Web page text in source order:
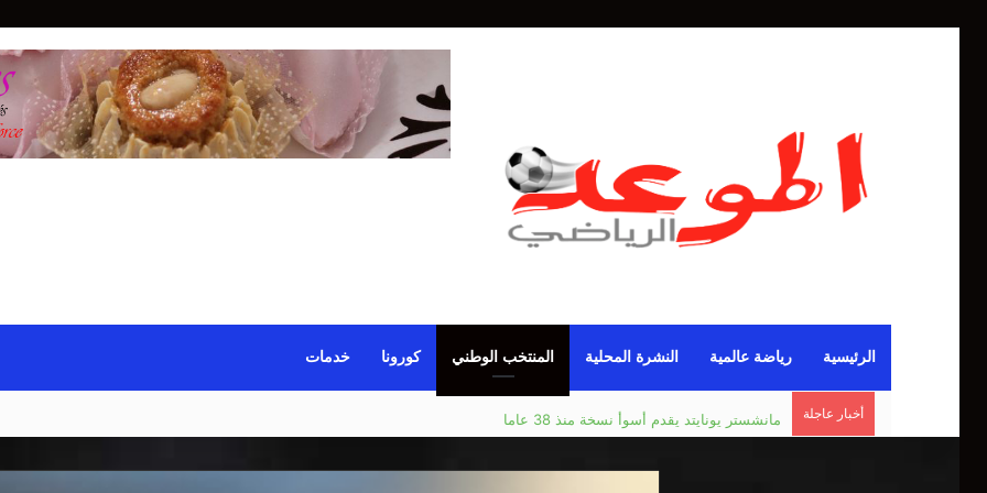
الرئيسية رياضة عالمية النشرة المحلية المنتخب الوطني كورونا خدمات
أخبار عاجلة مانشستر يونايتد يقدم أسوأ نسخة منذ 38 عاما